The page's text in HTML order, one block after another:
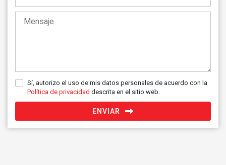
Sí, autorizo el uso de mis datos personales de acuerdo con la
Política de privacidad descrita en el sitio web.
ENVIAR